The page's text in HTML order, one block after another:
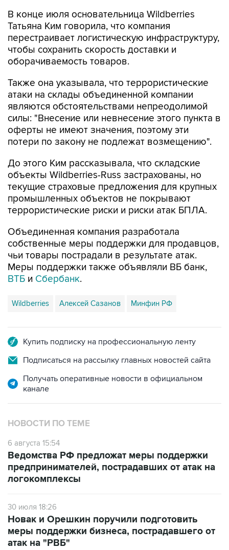
В конце июля основательница Wildberries
Татьяна Ким говорила, что компания
перестраивает логистическую инфраструктуру,
чтобы сохранить скорость доставки и
оборачиваемость товаров.
Также она указывала, что террористические
атаки на склады объединенной компании
являются обстоятельствами непреодолимой
силы: "Внесение или невнесение этого пункта в
оферты не имеют значения, поэтому эти
потери по закону не подлежат возмещению".
До этого Ким рассказывала, что складские
объекты Wildberries-Russ застрахованы, но
текущие страховые предложения для крупных
промышленных объектов не покрывают
террористические риски и риски атак БПЛА.
Объединенная компания разработала
собственные меры поддержки для продавцов,
чьи товары пострадали в результате атак.
Меры поддержки также объявляли ВБ банк,
ВТБ и Сбербанк.
Wildberries Алексей Сазанов Минфин РФ
Купить подписку на профессиональную ленту
Подписаться на рассылку главных новостей сайта
Получать оперативные новости в официальном
канале
НОВОСТИ ПО ТЕМЕ
6 августа 15:54
Ведомства РФ предложат меры поддержки
предпринимателей, пострадавших от атак на
логокомплексы
30 июля 18:26
Новак и Орешкин поручили подготовить
меры поддержки бизнеса, пострадавшего от
атак на "РВБ"